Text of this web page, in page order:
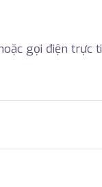
gọi điện trực